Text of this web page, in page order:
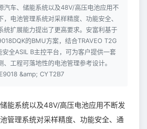
汽车、储能系统以及48V/高压电池应用不
，电池管理系统对采样精度、功能安全、
统扩展能力提出了更高要求。安富利基于
的BMU方案，结合TRAVEO T2G
全ASIL B主控平台，可为客户提供一套
、工程可落地性的电池管理参考设计。
&amp; CYT2B7
能系统以及48V/高压电池应用不断发
管理系统对采样精度、功能安全、通